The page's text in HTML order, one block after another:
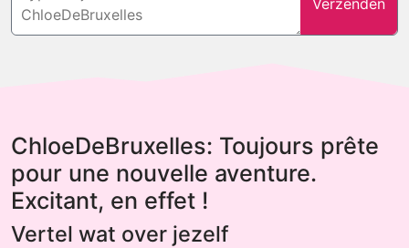
Verzenden
ChloeDeBruxelles: Toujours prête
pour une nouvelle aventure.
Excitant, en effet !
Vertel wat over jezelf